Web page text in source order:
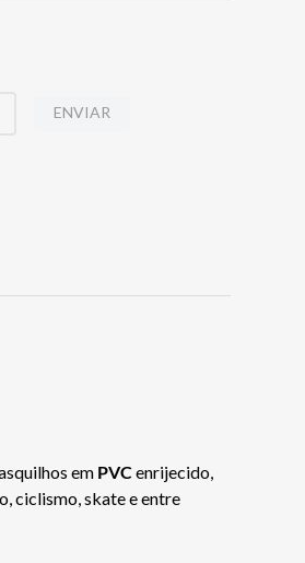
ENVIAR
em PVCenrijecido,
ciclismo, skate e entre